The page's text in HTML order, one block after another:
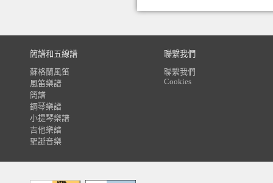
簡譜和五線譜
蘇格蘭風笛
風笛樂譜
簡譜
鋼琴樂譜
小提琴樂譜
吉他樂譜
聖誕音樂
聯繫我們
聯繫我們
Cookies